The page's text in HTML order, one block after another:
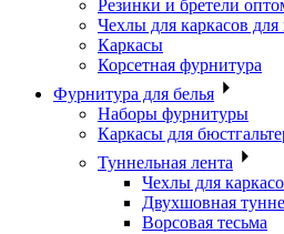
Резинки и бретели
Чехлы для каркасов
Каркасы
Корсетная фурнитура
Фурнитура для белья
Наборы фурнитуры
Каркасы для
Туннельная лента
Чехлы для
Двухшовная
Ворсовая тесьма